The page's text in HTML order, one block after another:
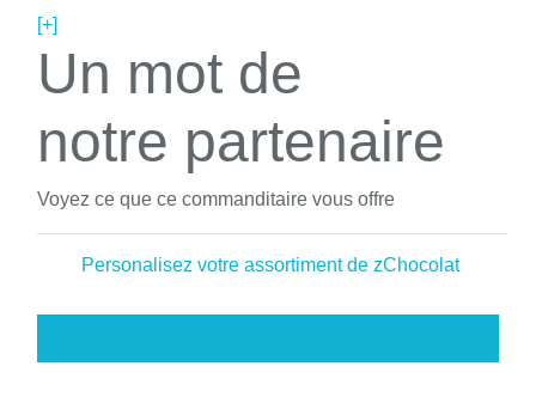
[+]
Un mot de
notre partenaire
Voyez ce que ce commanditaire vous offre
Personalisez votre assortiment de zChocolat